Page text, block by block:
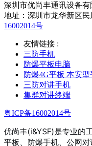
深圳市优尚丰通讯设备有
地址：深圳市龙华新区
16002014号
友情链接 :
三防手机
防爆平板电脑
防爆4G平板 本安
三防对讲手机
集群对讲终端
粤ICP备16002014号
优尚丰(i&YSF)是专业的
平板、防爆手机、公网对